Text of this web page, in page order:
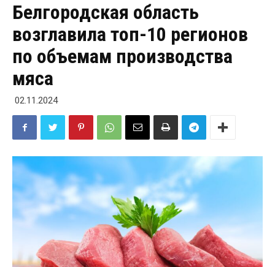
Белгородская область
возглавила топ-10 регионов
по объемам производства
мяса
02.11.2024